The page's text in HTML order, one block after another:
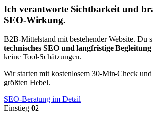
Ich verantworte Sichtbarkeit und
SEO-Wirkung.
B2B-Mittelstand mit bestehender Website. Du
technisches SEO und langfristige
keine Tool-Schätzungen.
Wir starten mit kostenlosem 30-Min-Check
größten Hebel.
SEO-Beratung im Detail
Einstieg 02